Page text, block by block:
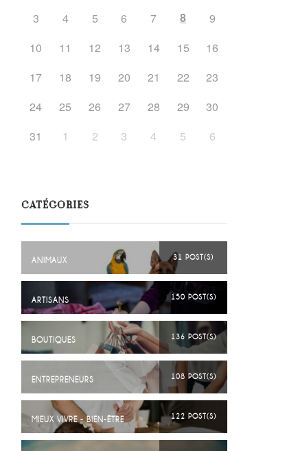
3
4 5 6 7 8
9
10
11 12 13 14 15
16
17
18 19 20 21 22
23
24
25 26 27 28 29
30
31
1 2 3 4 5 6
CATÉGORIES
ANIMAUX 31 POST(S)
ARTISANS 150 POST(S)
BOUTIQUES 136 POST(S)
ENTREPRENEURS 108 POST(S)
MIEUX VIVRE - BIEN-ÊTRE 122 POST(S)